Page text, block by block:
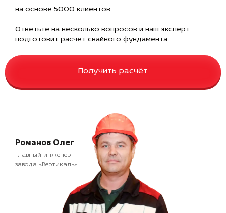
на основе 5000 клиентов
Ответьте на несколько вопросов и наш эксперт
подготовит расчёт свайного фундамента
Получить расчёт
Романов Олег
главный инженер
завода «Вертикаль»